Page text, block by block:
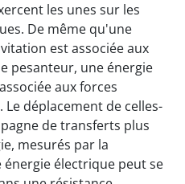
les unes sur les
De même qu'une
est associée aux
pesanteur, une énergie
aux forces
déplacement de celles-
de transferts plus
mesurés par la
électrique peut se